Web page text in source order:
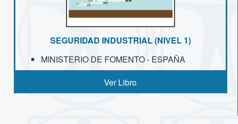
SEGURIDAD INDUSTRIAL (NIVEL 1)
MINISTERIO DE FOMENTO - ESPAÑA
Ver Libro